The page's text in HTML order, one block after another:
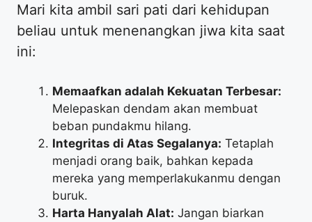
​Mari kita ambil sari pati dari kehidupan
beliau untuk menenangkan jiwa kita saat
ini:
Memaafkan adalah Kekuatan Terbesar:
Melepaskan dendam akan membuat
beban pundakmu hilang.
Integritas di Atas Segalanya: Tetaplah
menjadi orang baik, bahkan kepada
mereka yang memperlakukanmu dengan
buruk.
Harta Hanyalah Alat: Jangan biarkan